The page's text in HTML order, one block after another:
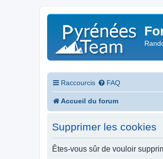
Raccourcis FAQ
Accueil du forum
Supprimer les cookies
Êtes-vous sûr de vouloir